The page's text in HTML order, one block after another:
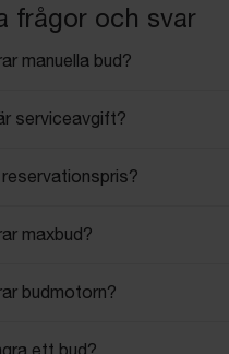
frågor och svar
manuella bud?
serviceavgift?
maxbud?
budmotorn?
ett bud?